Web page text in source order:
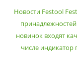
Новости Festool
новинок входят
числе